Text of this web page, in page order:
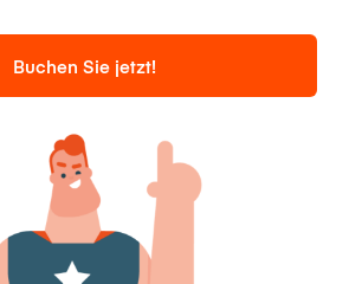
Buchen Sie jetzt!